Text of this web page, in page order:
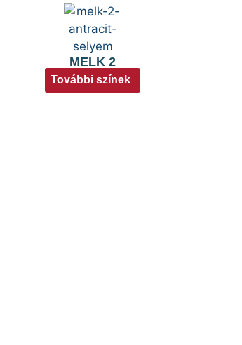
MELK 2
További színek